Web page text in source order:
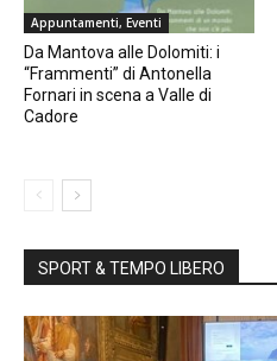
Appuntamenti, Eventi
Da Mantova alle Dolomiti: i
“Frammenti” di Antonella
Fornari in scena a Valle di
Cadore
SPORT & TEMPO LIBERO